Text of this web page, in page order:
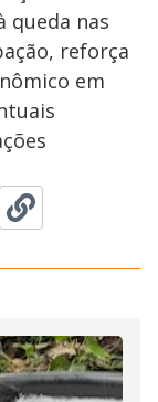
queda nas
reforça
em